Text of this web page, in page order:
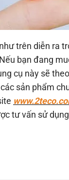
trên diễn ra
bạn đang
cụ này sẽ
sản phẩm
tư vấn sử